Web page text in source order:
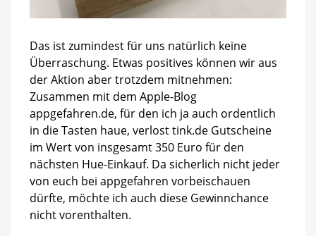
Das ist zumindest für uns natürlich keine
Überraschung. Etwas positives können wir aus
der Aktion aber trotzdem mitnehmen:
Zusammen mit dem Apple-Blog
appgefahren.de, für den ich ja auch ordentlich
in die Tasten haue, verlost tink.de Gutscheine
im Wert von insgesamt 350 Euro für den
nächsten Hue-Einkauf. Da sicherlich nicht jeder
von euch bei appgefahren vorbeischauen
dürfte, möchte ich auch diese Gewinnchance
nicht vorenthalten.